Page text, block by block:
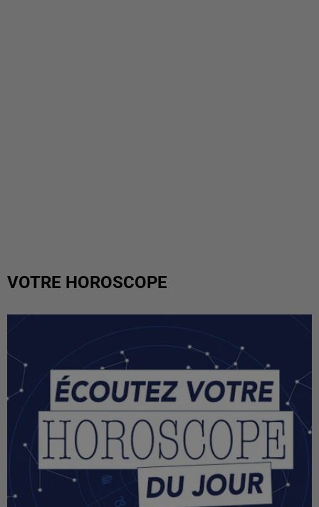
VOTRE HOROSCOPE